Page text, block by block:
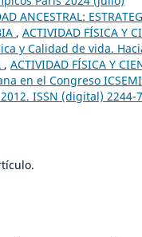
ANCESTRAL:
, ACTIVIDAD FÍSICA Y
y Calidad de vida.
, ACTIVIDAD FÍSICA Y
en el Congreso
ISSN (digital) 2244-